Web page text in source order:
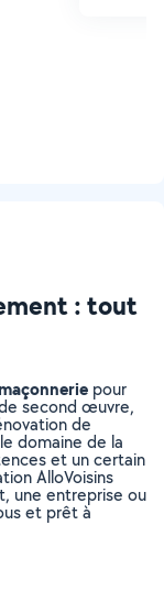
: tout
pour
second œuvre,
de
domaine de la
et un certain
AlloVoisins
une entreprise ou
et prêt à